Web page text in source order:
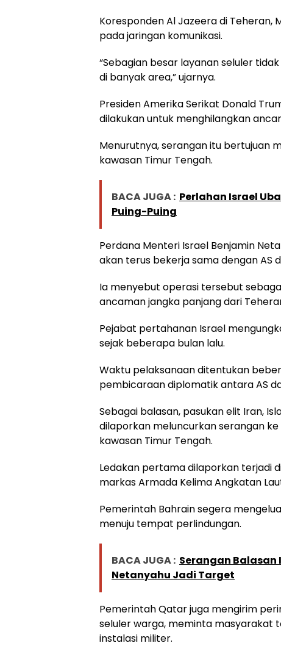
Koresponden Al Jazeera di
pada jaringan komunikasi.
“Sebagian besar layanan seluler
di banyak area,” ujarnya.
Presiden Amerika Serikat Donald
dilakukan untuk menghilangkan
Menurutnya, serangan itu bertujuan
kawasan Timur Tengah.
BACA JUGA : Perlahan Israel
Puing-Puing
Perdana Menteri Israel Benjamin
akan terus bekerja sama dengan AS
Ia menyebut operasi tersebut
ancaman jangka panjang dari
Pejabat pertahanan Israel
sejak beberapa bulan lalu.
Waktu pelaksanaan ditentukan
pembicaraan diplomatik antara AS
Sebagai balasan, pasukan elit Iran,
dilaporkan meluncurkan serangan
kawasan Timur Tengah.
Ledakan pertama dilaporkan terjadi
markas Armada Kelima Angkatan
Pemerintah Bahrain segera
menuju tempat perlindungan.
BACA JUGA : Serangan Balasan
Netanyahu Jadi Target
Pemerintah Qatar juga mengirim
seluler warga, meminta masyarakat
instalasi militer.